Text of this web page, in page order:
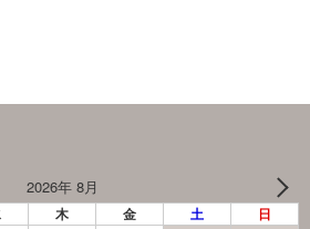
2026年 8月
木 金 土 日